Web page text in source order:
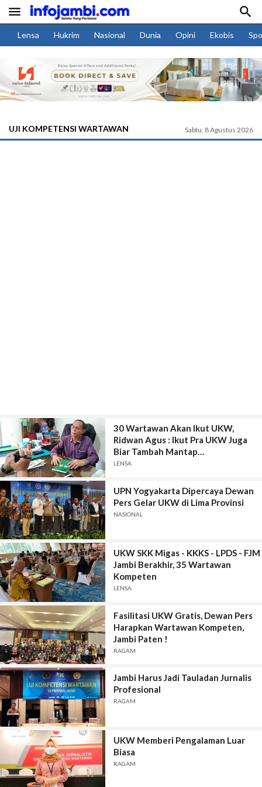
 
Lensa Hukrim Nasional Dunia Opini Ekobis
UJI KOMPETENSI WARTAWAN Sabtu, 8 Agustus 2026
30 Wartawan Akan Ikut UKW,
Ridwan Agus : Ikut Pra UKW Juga
Biar Tambah Mantap…
LENSA
UPN Yogyakarta Dipercaya Dewan
Pers Gelar UKW di Lima Provinsi
NASIONAL
UKW SKK Migas - KKKS - LPDS - FJM
Jambi Berakhir, 35 Wartawan
Kompeten
LENSA
Fasilitasi UKW Gratis, Dewan Pers
Harapkan Wartawan Kompeten,
Jambi Paten !
RAGAM
Jambi Harus Jadi Tauladan Jurnalis
Profesional
RAGAM
UKW Memberi Pengalaman Luar
Biasa
RAGAM